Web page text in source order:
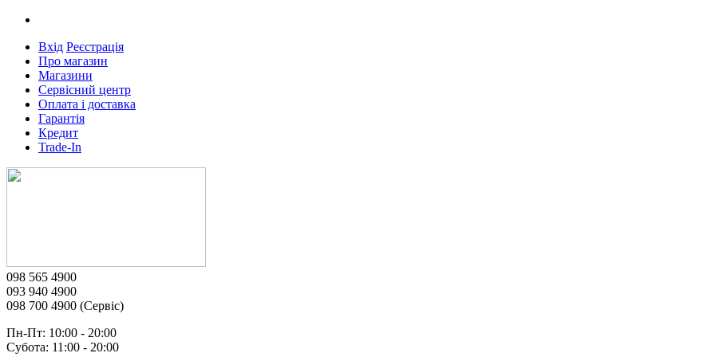
Вхід Реєстрація
Про магазин
Магазини
Сервісний центр
Оплата і доставка
Гарантія
Кредит
Trade-In
098 565 4900
093 940 4900
098 700 4900 (Сервіс)
Пн-Пт: 10:00 - 20:00
Субота: 11:00 - 20:00